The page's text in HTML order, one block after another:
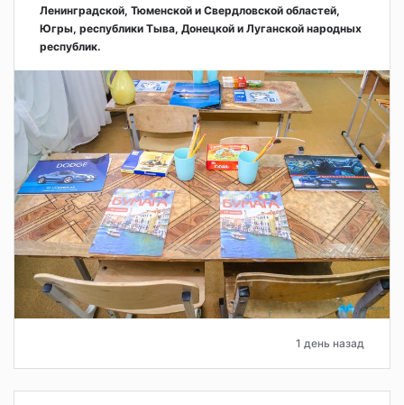
Ленинградской, Тюменской и Свердловской областей,
Югры, республики Тыва, Донецкой и Луганской народных
республик.
1 день назад